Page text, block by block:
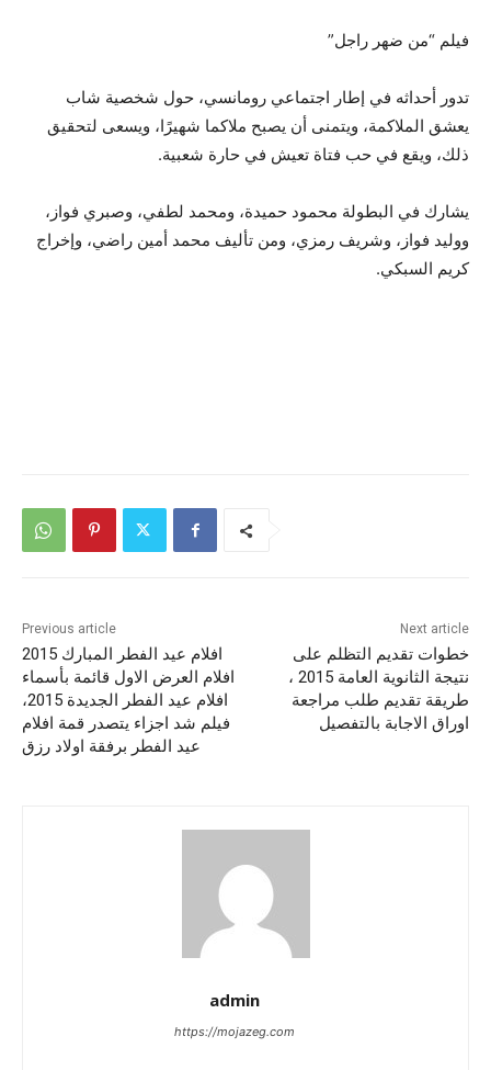
فيلم “من ضهر راجل”
تدور أحداثه في إطار اجتماعي رومانسي، حول شخصية شاب
يعشق الملاكمة، ويتمنى أن يصبح ملاكما شهيرًا، ويسعى لتحقيق
ذلك، ويقع في حب فتاة تعيش في حارة شعبية.
يشارك في البطولة محمود حميدة، ومحمد لطفي، وصبري فواز،
ووليد فواز، وشريف رمزي، ومن تأليف محمد أمين راضي، وإخراج
كريم السبكي.
Previous article
افلام عيد الفطر المبارك 2015
افلام العرض الاول قائمة بأسماء
افلام عيد الفطر الجديدة 2015،
فيلم شد اجزاء يتصدر قمة افلام
عيد الفطر برفقة اولاد رزق
Next article
خطوات تقديم التظلم على
نتيجة الثانوية العامة 2015 ،
طريقة تقديم طلب مراجعة
اوراق الاجابة بالتفصيل
admin
https://mojazeg.com